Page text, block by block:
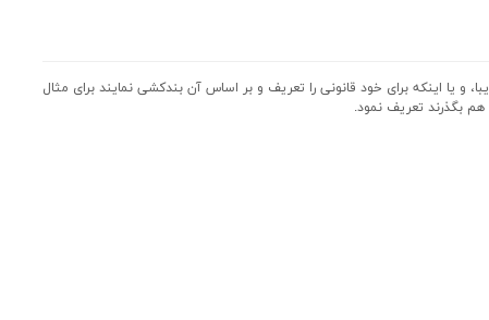
: مناسب برای 2 تا 4 سال ، در 6 طرح مختلف و زیبا، و یا اینکه برای خود قانونی را تعریف و بر اساس آن بندکشی نمایند برای مثال
هم بگذرند تعریف نمود.